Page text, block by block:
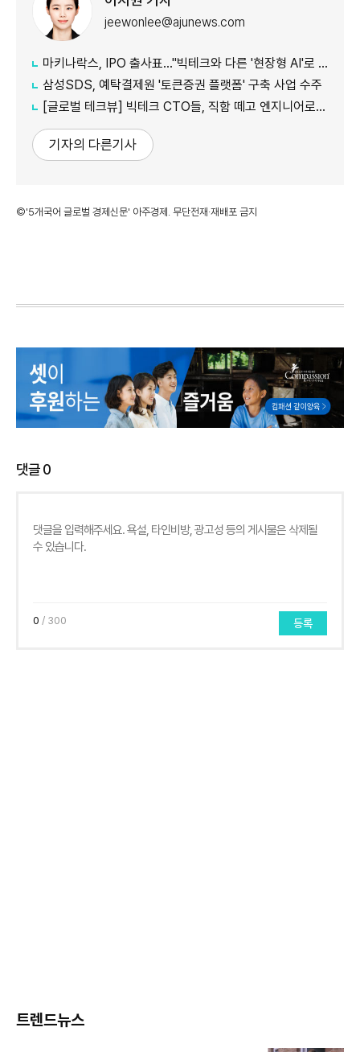
jeewonlee@ajunews.com
마키나락스, IPO 출사표…"빅테크와 다른 '현장형 AI'로 승부"
삼성SDS, 예탁결제원 '토큰증권 플랫폼' 구축 사업 수주
[글로벌 테크뷰] 빅테크 CTO들, 직함 떼고 엔지니어로 유턴...'앤트로픽행 러시' 이유는
기자의 다른기사
©'5개국어 글로벌 경제신문' 아주경제. 무단전재·재배포 금지
댓글0
0 / 300 등록
트렌드뉴스